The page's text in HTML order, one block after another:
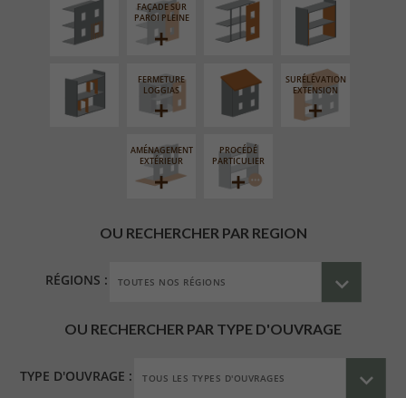
FAÇADE SUR
PAROI PLEINE
RÉAMÉNAGEMENT
INTÉRIEUR
FERMETURE
LOGGIAS
RÉFECTION DES
TOITURES
SURÉLÉVATION
EXTENSION
AMÉNAGEMENT
EXTÉRIEUR
PROCÉDÉ
PARTICULIER
OU RECHERCHER PAR REGION
RÉGIONS :
OU RECHERCHER PAR TYPE D'OUVRAGE
TYPE D'OUVRAGE :